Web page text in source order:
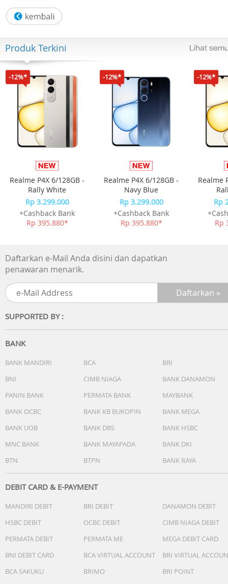
Desain yang ringan dan ringkas, mudah dimasukkan ke
dalam saku, ransel, atau koper.
Dilengkapi dengan sensor yang handal, timbangan ini
memberikan pengukuran yang konsisten dan akurat.
Fitur Unggulan :
- Bentuk mini,ringkas dan ringan (bisa masuk saku)
- Dapat mengukur berat Max 40kg division +/- 10gram
- LED Light
- Data Lock Function (saat timbangan mengunci hasil
berbunyi)
- Tare Function
- Overload & Low Battery Indication
- Tersedia pouch penyimpanan
Spesifikasi Produk :
- Berat Fisik Timbangan 40 gram
- Dimensi Produk : 6.8 x 2.3 x 1.8cm
dan diamkan beberapa saat sampai berbunyi beep,
angka mengunci atau berhenti.
Isi Paket :
= 2 pcs terpasang)
1x Pouch Penyimpanan
1. Garansi hanya untuk kerusakan murni prodak (cacat
pabrik) bukan kesalahan pengiriman /
3. Syarat dan ketentuan yang tidak terpenuhi tidak bisa
klaim garansi.
Produk Terkini
-12%*
Realme P4X 6/128GB -
Rally White
Rp 3.299.000
+Cashback Bank
Rp 395.880*
-12%*
Realme P4X 6/128GB -
Navy Blue
Rp 3.299.000
+Cashback Bank
Rp 395.880*
-12%*
Realme
Rp
Rp
Daftarkan e-Mail Anda disini dan dapatkan
penawaran menarik.
SUPPORTED BY :
BANK
BANK MANDIRI BCA
BRI
BNI
CIMB NIAGA
BANK DANAMON
PANIN BANK
PERMATA BANK
MAYBANK
BANK OCBC
BANK KB BUKOPIN
BANK MEGA
BANK UOB
BANK DBS
BANK HSBC
MNC BANK
BANK MAYAPADA
BANK DKI
BTN
BTPN BANK RAYA
DEBIT CARD & E-PAYMENT
MANDIRI DEBIT BRI DEBIT
DANAMON DEBIT
HSBC DEBIT
OCBC DEBIT
CIMB NIAGA DEBIT
PERMATA DEBIT
PERMATA ME
MEGA DEBIT CARD
BNI DEBIT CARD
BCA VIRTUAL ACCOUNT
BRI VIRTUAL
BCA SAKUKU
BRIMO
BRI POINT